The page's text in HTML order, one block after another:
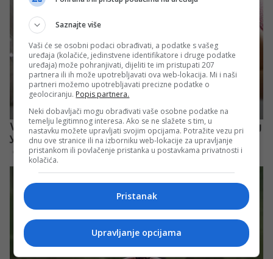
Saznajte više
Vaši će se osobni podaci obrađivati, a podatke s vašeg
uređaja (kolačiće, jedinstvene identifikatore i druge podatke
uređaja) može pohranjivati, dijeliti te im pristupati 207
partnera ili ih može upotrebljavati ova web-lokacija. Mi i naši
partneri možemo upotrebljavati precizne podatke o
geolociranju. Popis partnera.
Neki dobavljači mogu obrađivati vaše osobne podatke na
temelju legitimnog interesa. Ako se ne slažete s tim, u
nastavku možete upravljati svojim opcijama. Potražite vezu pri
dnu ove stranice ili na izborniku web-lokacije za upravljanje
pristankom ili povlačenje pristanka u postavkama privatnosti i
kolačića.
Pristanak
Upravljanje opcijama